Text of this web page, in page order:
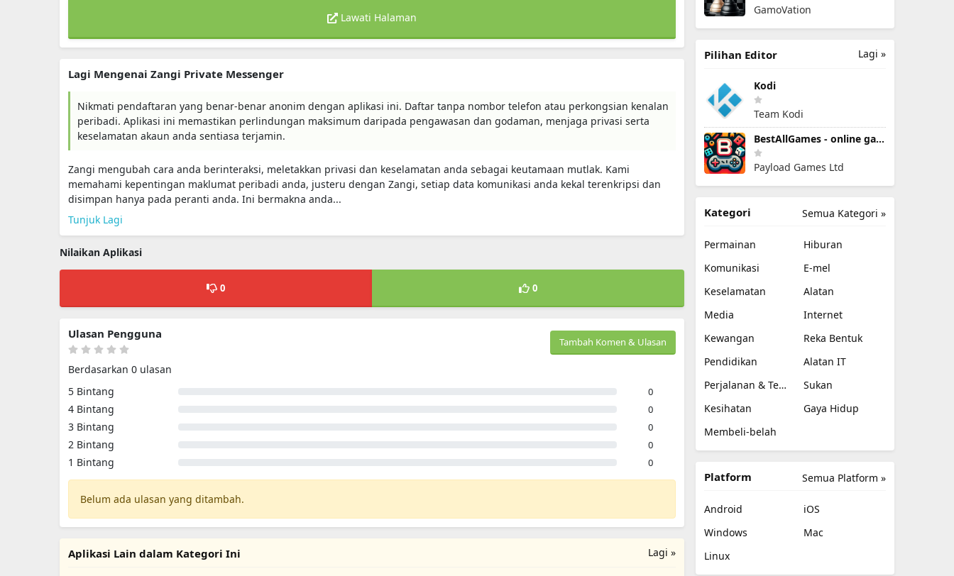
Lawati Halaman
Lagi Mengenai Zangi Private Messenger
Nikmati pendaftaran yang benar-benar anonim dengan aplikasi ini. Daftar tanpa nombor telefon atau perkongsian kenalan
peribadi. Aplikasi ini memastikan perlindungan maksimum daripada pengawasan dan godaman, menjaga privasi serta
keselamatan akaun anda sentiasa terjamin.
Zangi mengubah cara anda berinteraksi, meletakkan privasi dan keselamatan anda sebagai keutamaan mutlak. Kami
memahami kepentingan maklumat peribadi anda, justeru dengan Zangi, setiap data komunikasi anda kekal terenkripsi dan
disimpan hanya pada peranti anda. Ini bermakna anda...
Tunjuk Lagi
Nilaikan Aplikasi
0 0
Tambah Komen & Ulasan
Ulasan Pengguna
Berdasarkan 0 ulasan
5 Bintang
0
4 Bintang 0
3 Bintang 0
2 Bintang 0
1 Bintang 0
Belum ada ulasan yang ditambah.
Lagi »
Aplikasi Lain dalam Kategori Ini
GamoVation
Lagi »
Pilihan Editor
Kodi
Team Kodi
BestAllGames - online games
Payload Games Ltd
Semua Kategori »
Kategori
Permainan
Hiburan
Komunikasi
E-mel
Keselamatan
Alatan
Media
Internet
Kewangan
Reka Bentuk
Pendidikan
Alatan IT
Perjalanan & Tempatan
Sukan
Kesihatan
Gaya Hidup
Membeli-belah
Semua Platform »
Platform
Android
iOS
Windows
Mac
Linux